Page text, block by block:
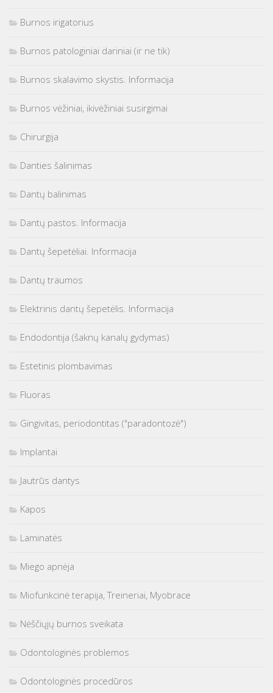
Burnos irigatorius
Burnos patologiniai dariniai (ir ne tik)
Burnos skalavimo skystis. Informacija
Burnos vėžiniai, ikivėžiniai susirgimai
Chirurgija
Danties šalinimas
Dantų balinimas
Dantų pastos. Informacija
Dantų šepetėliai. Informacija
Dantų traumos
Elektrinis dantų šepetėlis. Informacija
Endodontija (šaknų kanalų gydymas)
Estetinis plombavimas
Fluoras
Gingivitas, periodontitas ("paradontozė")
Implantai
Jautrūs dantys
Kapos
Laminatės
Miego apnėja
Miofunkcinė terapija, Treineriai, Myobrace
Nėščiųjų burnos sveikata
Odontologinės problemos
Odontologinės procedūros